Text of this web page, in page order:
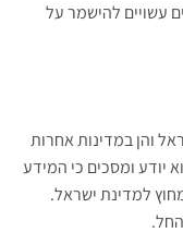
עשויים להישמר על
והן במדינות אחרות
יודע ומסכים כי המידע
למדינת ישראל.